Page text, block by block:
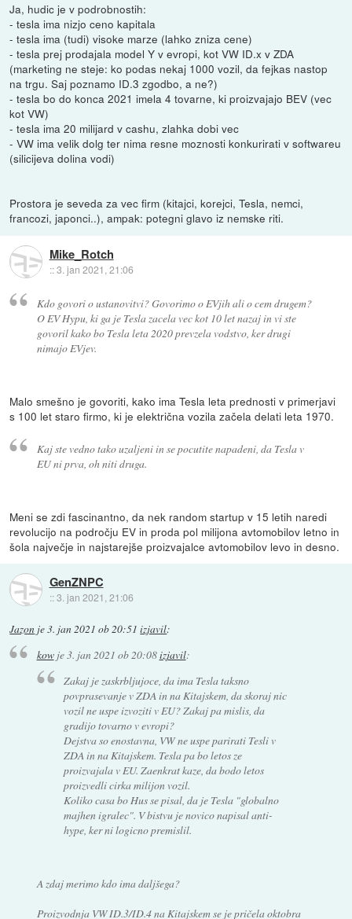
Ja, hudic je v podrobnostih:
- tesla ima nizjo ceno kapitala
- tesla ima (tudi) visoke marze (lahko zniza cene)
- tesla prej prodajala model Y v evropi, kot VW ID.x v ZDA
(marketing ne steje: ko podas nekaj 1000 vozil, da fejkas nastop
na trgu. Saj poznamo ID.3 zgodbo, a ne?)
- tesla bo do konca 2021 imela 4 tovarne, ki proizvajajo BEV (vec
kot VW)
- tesla ima 20 milijard v cashu, zlahka dobi vec
- VW ima velik dolg ter nima resne moznosti konkurirati v softwareu
(silicijeva dolina vodi)
Prostora je seveda za vec firm (kitajci, korejci, Tesla, nemci,
francozi, japonci..), ampak: potegni glavo iz nemske riti.
Mike_Rotch
::3. jan 2021, 21:06
Kdo govori o ustanovitvi? Govorimo o EVjih ali o cem drugem?
O EV Hypu, ki ga je Tesla zacela vec kot 10 let nazaj in vi ste
govoril kako bo Tesla leta 2020 prevzela vodstvo, ker drugi
nimajo EVjev.
Malo smešno je govoriti, kako ima Tesla leta prednosti v primerjavi
s 100 let staro firmo, ki je električna vozila začela delati leta 1970.
Kaj ste vedno tako uzaljeni in se pocutite napadeni, da Tesla v
EU ni prva, oh niti druga.
Meni se zdi fascinantno, da nek random startup v 15 letih naredi
revolucijo na področju EV in proda pol milijona avtomobilov letno in
šola največje in najstarejše proizvajalce avtomobilov levo in desno.
GenZNPC
::3. jan 2021, 21:06
Jazon je3. jan 2021 ob 20:51 izjavil:
kowje3. jan 2021 ob 20:08izjavil:
Zakaj je zaskrbljujoce, da ima Tesla taksno
povprasevanje v ZDA in na Kitajskem, da skoraj nic
vozil ne uspe izvoziti v EU? Zakaj pa mislis, da
gradijo tovarno v evropi?
Dejstva so enostavna, VW ne uspe parirati Tesli v
ZDA in na Kitajskem. Tesla pa bo letos ze
proizvajala v EU. Zaenkrat kaze, da bodo letos
proizvedli cirka milijon vozil.
Koliko casa bo Hus se pisal, da je Tesla "globalno
majhen igralec". V bistvu je novico napisal anti-
hype, ker ni logicno premislil.
A zdaj merimo kdo ima daljšega?
Proizvodnja VW ID.3/ID.4 na Kitajskem se je pričela oktobra